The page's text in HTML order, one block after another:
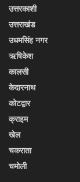
उत्तरकाशी
उत्तराखंड
उधमसिंह नगर
ऋषिकेश
कालसी
केदारनाथ
कोटद्वार
क्राइम
खेल
चकराता
चमोली